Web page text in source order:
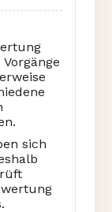
sich